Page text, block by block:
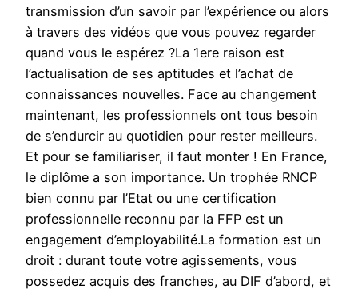
transmission d’un savoir par l’expérience ou alors
à travers des vidéos que vous pouvez regarder
quand vous le espérez ?La 1ere raison est
l’actualisation de ses aptitudes et l’achat de
connaissances nouvelles. Face au changement
maintenant, les professionnels ont tous besoin
de s’endurcir au quotidien pour rester meilleurs.
Et pour se familiariser, il faut monter ! En France,
le diplôme a son importance. Un trophée RNCP
bien connu par l’Etat ou une certification
professionnelle reconnu par la FFP est un
engagement d’employabilité.La formation est un
droit : durant toute votre agissements, vous
possedez acquis des franches, au DIF d’abord, et